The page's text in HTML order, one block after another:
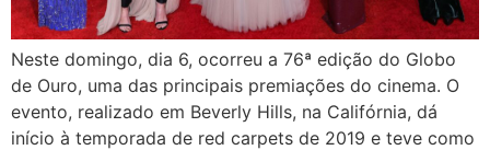
Neste domingo, dia 6, ocorreu a 76ª edição do Globo
de Ouro, uma das principais premiações do cinema. O
evento, realizado em Beverly Hills, na Califórnia, dá
início à temporada de red carpets de 2019 e teve como